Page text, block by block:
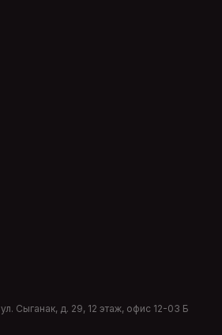
ул. Сыганак, д. 29, 12 этаж, офис 12-03 Б